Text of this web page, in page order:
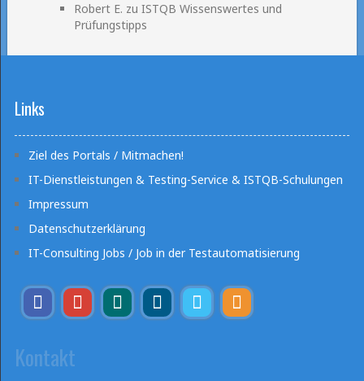
Robert E. zu ISTQB Wissenswertes und
Prüfungstipps
Links
Ziel des Portals / Mitmachen!
IT-Dienstleistungen & Testing-Service & ISTQB-Schulungen
Impressum
Datenschutzerklärung
IT-Consulting Jobs / Job in der Testautomatisierung
Kontakt